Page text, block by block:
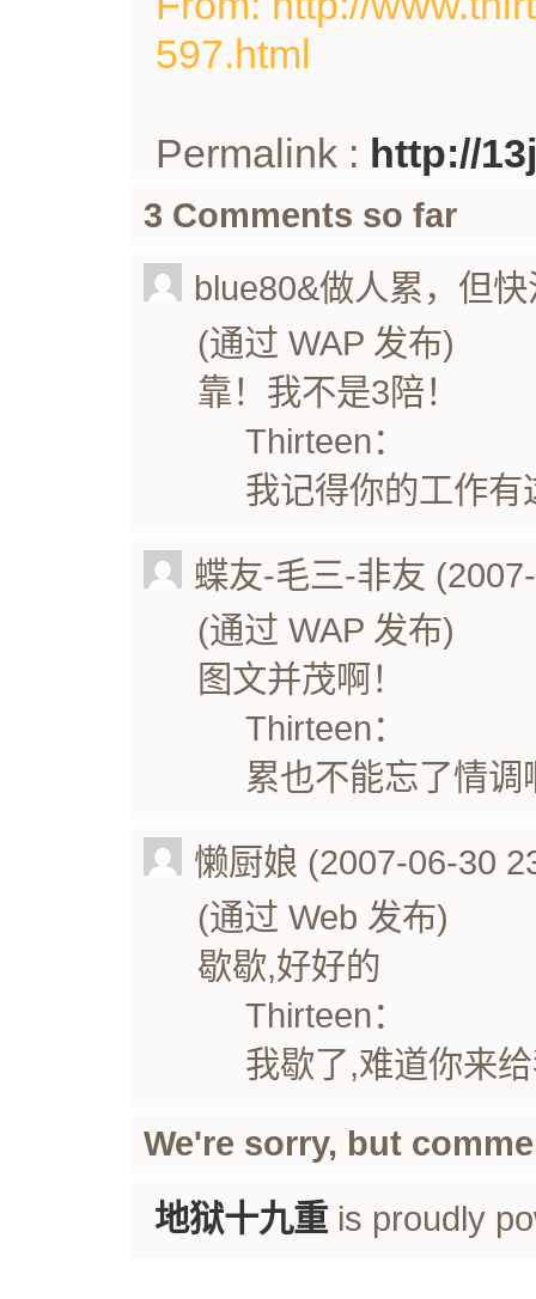
597.html
Permalink : http://
3 Comments so far
blue80&做人累，但
(通过 WAP 发布)
靠！我不是3陪！
Thirteen：
我记得你的工作
蝶友-毛三-非友
(通过 WAP 发布)
图文并茂啊！
Thirteen：
累也不能忘了情调
懒厨娘 (2007-06-30
(通过 Web 发布)
歇歇,好好的
Thirteen：
我歇了,难道你来
We're sorry, but
地狱十九重is proudly